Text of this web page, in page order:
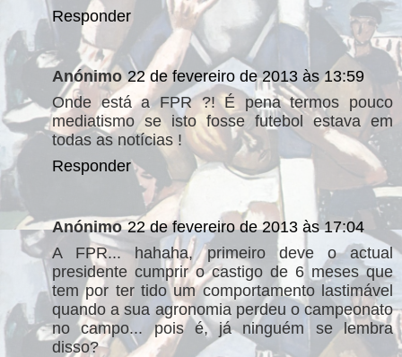
Responder
Anónimo 22 de fevereiro de 2013 às 13:59
Onde está a FPR ?! É pena termos pouco
mediatismo se isto fosse futebol estava em
todas as notícias !
Responder
Anónimo 22 de fevereiro de 2013 às 17:04
A FPR... hahaha, primeiro deve o actual
presidente cumprir o castigo de 6 meses que
tem por ter tido um comportamento lastimável
quando a sua agronomia perdeu o campeonato
no campo... pois é, já ninguém se lembra
disso?